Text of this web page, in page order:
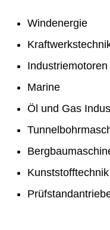
Windenergie
Industriemotoren
Marine
Öl und Gas
Kunststofftechnik